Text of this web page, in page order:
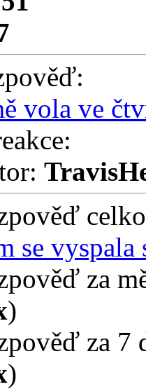
vola ve
se vyspala
za
)
za 7
)